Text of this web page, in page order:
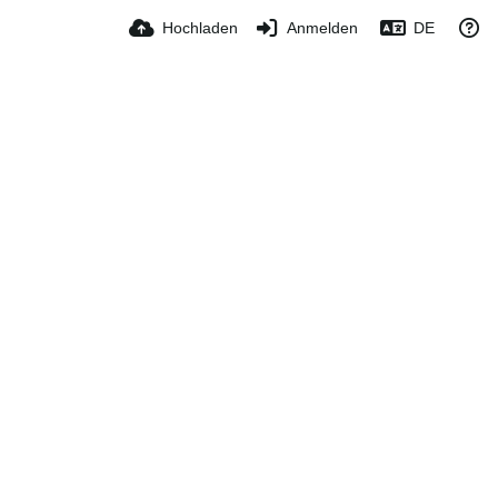
Hochladen Anmelden DE